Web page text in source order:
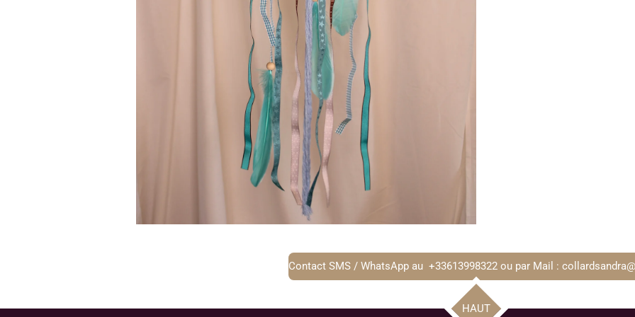
Contact SMS / WhatsApp au +33613998322 ou par Mail :
HAUT